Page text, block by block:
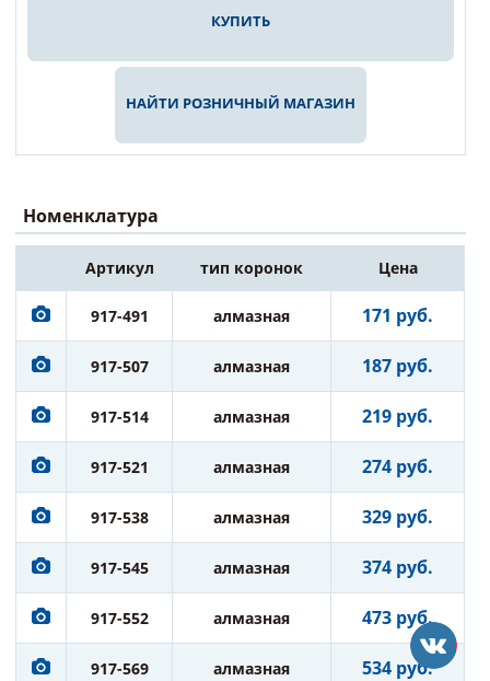
КУПИТЬ
НАЙТИ РОЗНИЧНЫЙ МАГАЗИН
Номенклатура
Артикул тип коронок Цена
917-491 алмазная 171 руб.
917-507 алмазная 187 руб.
917-514 алмазная 219 руб.
917-521 алмазная 274 руб.
917-538 алмазная 329 руб.
917-545 алмазная 374 руб.
917-552 алмазная 473 руб.
917-569 алмазная 534 руб.